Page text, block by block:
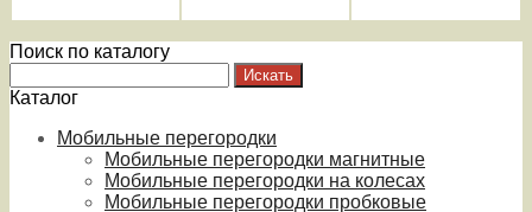
Поиск по каталогу
Каталог
Мобильные перегородки
Мобильные перегородки магнитные
Мобильные перегородки на колесах
Мобильные перегородки пробковые